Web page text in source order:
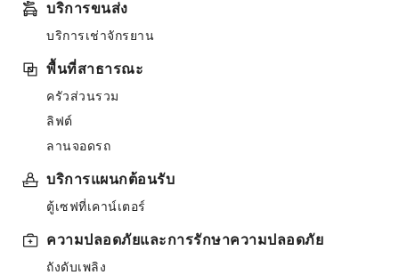
บริการขนส่ง
บริการเช่าจักรยาน
พื้นที่สาธารณะ
ครัวส่วนรวม
ลิฟต์
ลานจอดรถ
บริการแผนกต้อนรับ
ตู้เซฟที่เคาน์เตอร์
ความปลอดภัยและการรักษาความปลอดภัย
ถังดับเพลิง